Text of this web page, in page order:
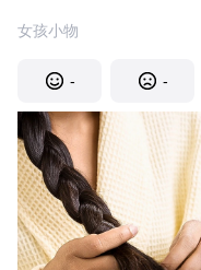
女孩小物
- -